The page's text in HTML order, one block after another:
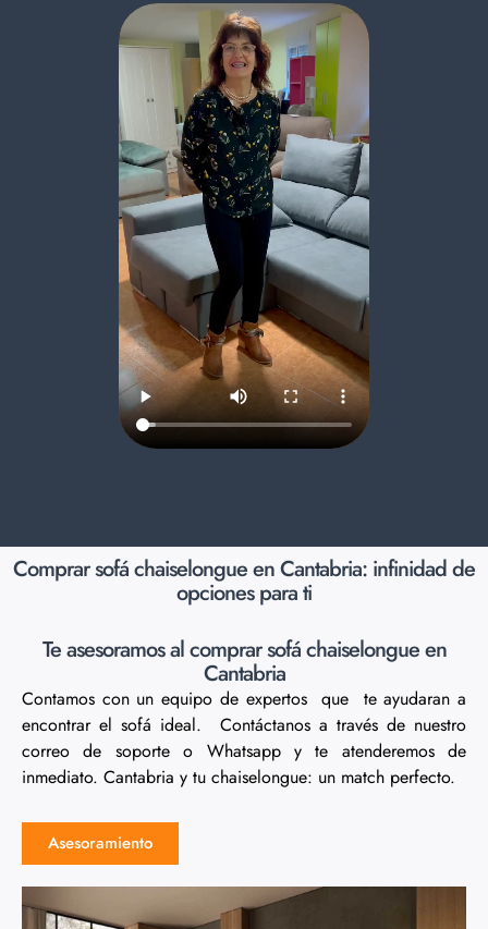
Comprar sofá chaiselongue en Cantabria: infinidad de
opciones para ti
Te asesoramos al comprar sofá chaiselongue en
Cantabria
Contamos con un equipo de expertos que te ayudaran a
encontrar el sofá ideal. Contáctanos a través de nuestro
correo de soporte o Whatsapp y te atenderemos de
inmediato. Cantabria y tu chaiselongue: un match perfecto.
Asesoramiento